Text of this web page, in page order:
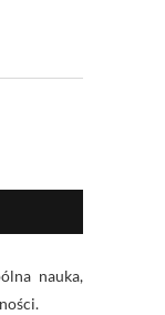
nauka,